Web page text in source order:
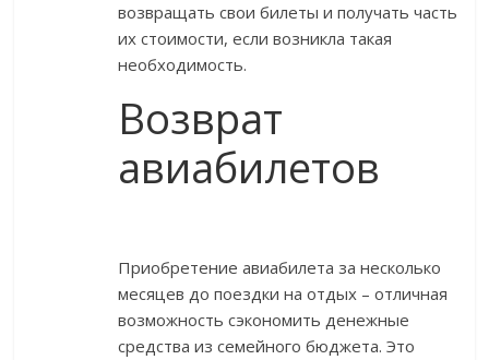
возвращать свои билеты и получать часть
их стоимости, если возникла такая
необходимость.
Возврат
авиабилетов
Приобретение авиабилета за несколько
месяцев до поездки на отдых – отличная
возможность сэкономить денежные
средства из семейного бюджета. Это